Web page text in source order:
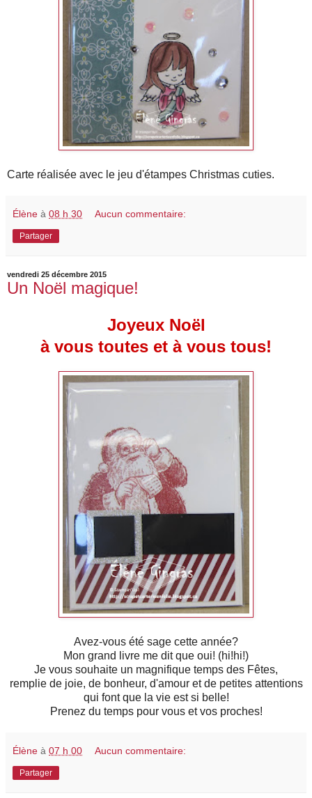
Carte réalisée avec le jeu d'étampes Christmas cuties.
Élène à 08 h 30 Aucun commentaire:
Partager
vendredi 25 décembre 2015
Un Noël magique!
Joyeux Noël
à vous toutes et à vous tous!
Avez-vous été sage cette année?
Mon grand livre me dit que oui! (hi!hi!)
Je vous souhaite un magnifique temps des Fêtes,
remplie de joie, de bonheur, d'amour et de petites attentions
qui font que la vie est si belle!
Prenez du temps pour vous et vos proches!
Élène à 07 h 00 Aucun commentaire:
Partager